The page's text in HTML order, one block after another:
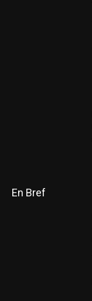
En Bref